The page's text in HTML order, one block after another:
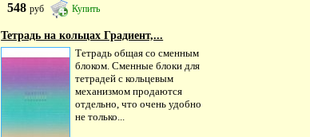
548руб Купить
Тетрадь на кольцах Градиент,...
Тетрадь общая со сменным
блоком. Сменные блоки для
тетрадей с кольцевым
механизмом продаются
отдельно, что очень удобно
не только...